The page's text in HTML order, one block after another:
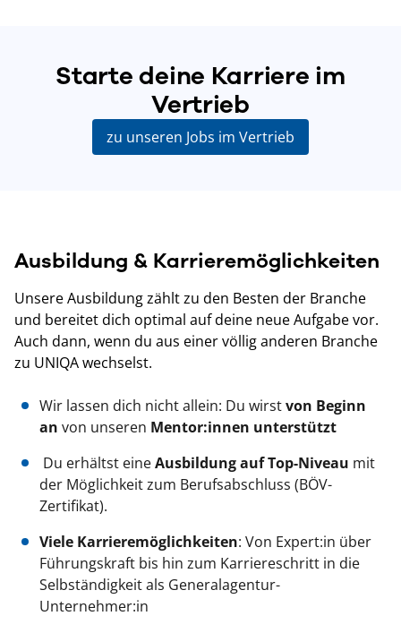
Starte deine Karriere im
Vertrieb
zu unseren Jobs im Vertrieb
Ausbildung & Karrieremöglichkeiten
Unsere Ausbildung zählt zu den Besten der Branche
und bereitet dich optimal auf deine neue Aufgabe vor.
Auch dann, wenn du aus einer völlig anderen Branche
zu UNIQA wechselst.
Wir lassen dich nicht allein: Du wirstvon Beginn
an von unseren Mentor:innen unterstützt
Du erhältst eineAusbildung auf Top-Niveau mit
der Möglichkeit zum Berufsabschluss (BÖV-
Zertifikat).
Viele Karrieremöglichkeiten: Von Expert:in über
Führungskraft bis hin zum Karriereschritt in die
Selbständigkeit als Generalagentur-
Unternehmer:in